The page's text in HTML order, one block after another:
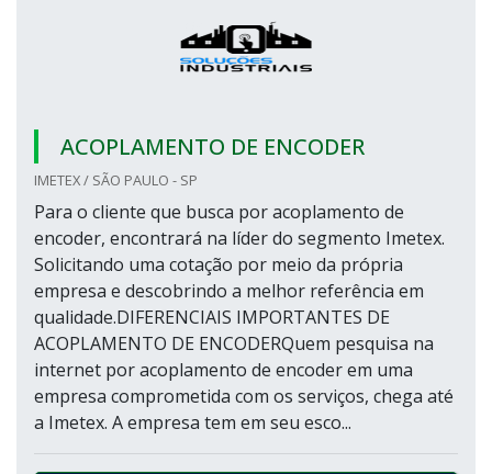
ACOPLAMENTO DE ENCODER
IMETEX / SÃO PAULO - SP
Para o cliente que busca por acoplamento de
encoder, encontrará na líder do segmento Imetex.
Solicitando uma cotação por meio da própria
empresa e descobrindo a melhor referência em
qualidade.DIFERENCIAIS IMPORTANTES DE
ACOPLAMENTO DE ENCODERQuem pesquisa na
internet por acoplamento de encoder em uma
empresa comprometida com os serviços, chega até
a Imetex. A empresa tem em seu esco...